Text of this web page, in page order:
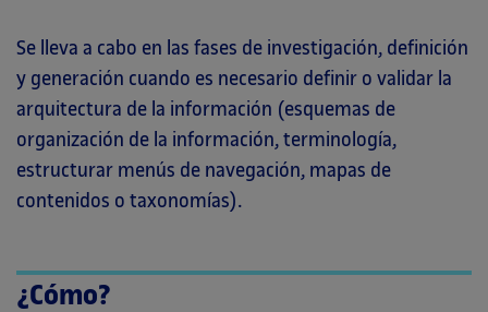
Se lleva a cabo en las fases de investigación, definición
y generación cuando es necesario definir o validar la
arquitectura de la información (esquemas de
organización de la información, terminología,
estructurar menús de navegación, mapas de
contenidos o taxonomías).
¿Cómo?